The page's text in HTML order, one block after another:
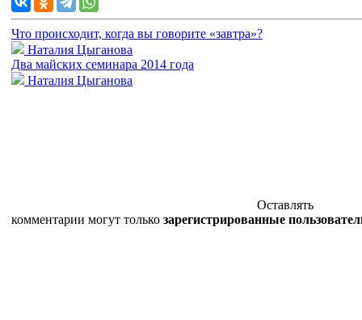
Что происходит, когда вы говорите «завтра»?
Наталия Цыганова
Два майских семинара 2014 года
Наталия Цыганова
Оставлять
комментарии могут только зарегистрированные